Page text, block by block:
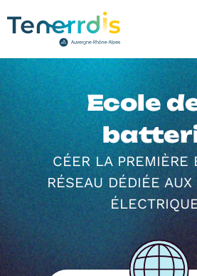
Ecole
CÉER LA PREMIÈRE
RÉSEAU DÉDIÉE AUX